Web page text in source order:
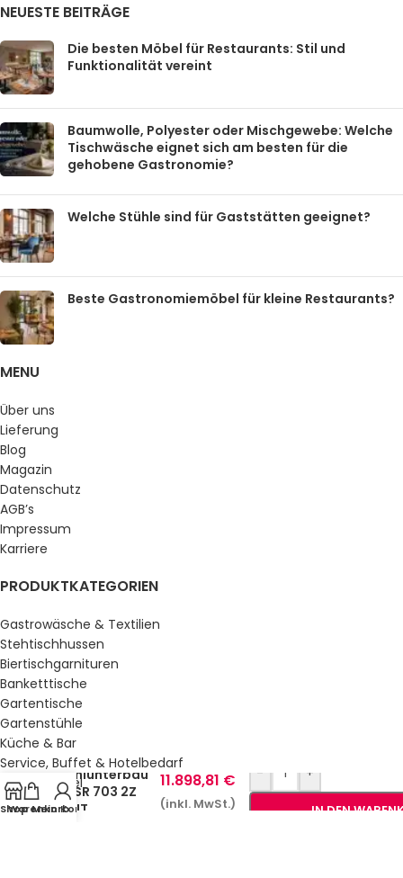
NEUESTE BEITRÄGE
Die besten Möbel für Restaurants: Stil und
Funktionalität vereint
Baumwolle, Polyester oder Mischgewebe: Welche
Tischwäsche eignet sich am besten für die
gehobene Gastronomie?
Welche Stühle sind für Gaststätten geeignet?
Beste Gastronomiemöbel für kleine Restaurants?
MENU
Über uns
Lieferung
Blog
Magazin
Datenschutz
AGB’s
Impressum
Karriere
PRODUKTKATEGORIEN
Gastrowäsche & Textilien
Stehtischhussen
Biertischgarnituren
Banketttische
Gartentische
Gartenstühle
Küche & Bar
Service, Buffet & Hotelbedarf
Gastromöbel
Schulmöbel
Shop
Warenkorb
Mein Konto
Kühlunterbau
LNSR 703 2Z
DKIT
11.898,81 €
(inkl. MwSt.)
- +
IN DEN